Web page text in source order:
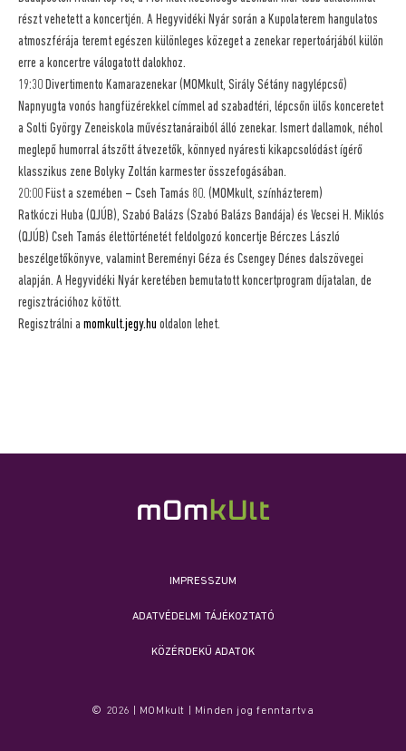
részt vehetett a koncertjén. A Hegyvidéki Nyár során a Kupolaterem hangulatos
atmoszférája teremt egészen különleges közeget a zenekar repertoárjából külön
erre a koncertre válogatott dalokhoz.
19:30 Divertimento Kamarazenekar (MOMkult, Sirály Sétány nagylépcső)
Napnyugta vonós hangfüzérekkel címmel ad szabadtéri, lépcsőn ülős konceretet
a Solti György Zeneiskola művésztanáraiból álló zenekar. Ismert dallamok, néhol
meglepő humorral átszőtt átvezetők, könnyed nyáresti kikapcsolódást ígérő
klasszikus zene Bolyky Zoltán karmester összefogásában.
20:00 Füst a szemében – Cseh Tamás 80. (MOMkult, színházterem)
Ratkóczi Huba (QJÚB), Szabó Balázs (Szabó Balázs Bandája) és Vecsei H. Miklós
(QJÚB) Cseh Tamás élettörténetét feldolgozó koncertje Bérczes László
beszélgetőkönyve, valamint Bereményi Géza és Csengey Dénes dalszövegei
alapján. A Hegyvidéki Nyár keretében bemutatott koncertprogram díjatalan, de
regisztrációhoz kötött.
Regisztrálni a momkult.jegy.hu oldalon lehet.
IMPRESSZUM
ADATVÉDELMI TÁJÉKOZTATÓ
KÖZÉRDEKŰ ADATOK
© 2026 | MOMkult | Minden jog fenntartva